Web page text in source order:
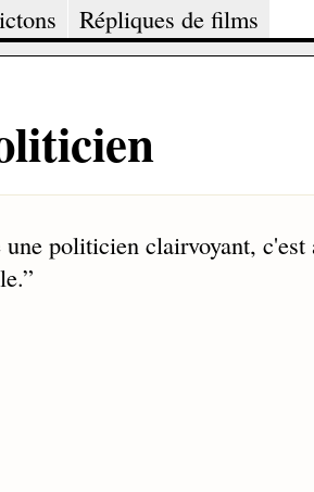
Répliques de films
politicien clairvoyant, c'est
”